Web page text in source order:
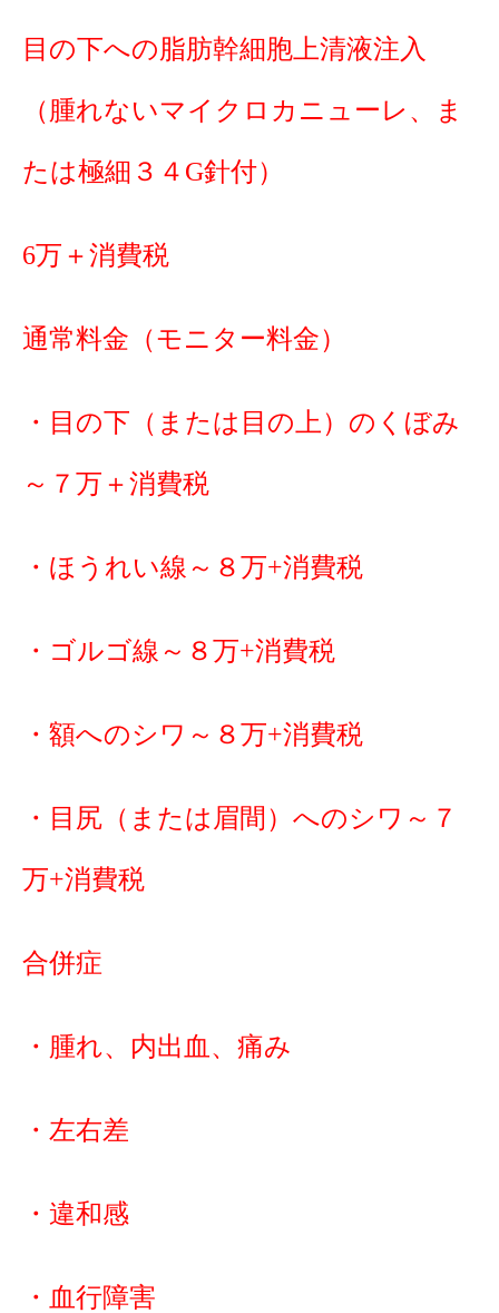
目の下への脂肪幹細胞上清液注入
（腫れないマイクロカニューレ、ま
たは極細３４G針付）
6万＋消費税
通常料金（モニター料金）
・目の下（または目の上）のくぼみ
～７万＋消費税
・ほうれい線～８万+消費税
・ゴルゴ線～８万+消費税
・額へのシワ～８万+消費税
・目尻（または眉間）へのシワ～７
万+消費税
合併症
・腫れ、内出血、痛み
・左右差
・違和感
・血行障害